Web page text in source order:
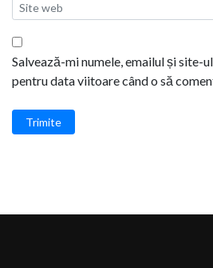
Salvează-mi numele, emailul și site-
pentru data viitoare când o să
Trimite